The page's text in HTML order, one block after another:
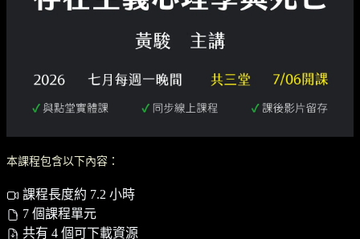
本課程包含以下內容：
課程長度約 7.2 小時
7 個課程單元
共有 4 個可下載資源